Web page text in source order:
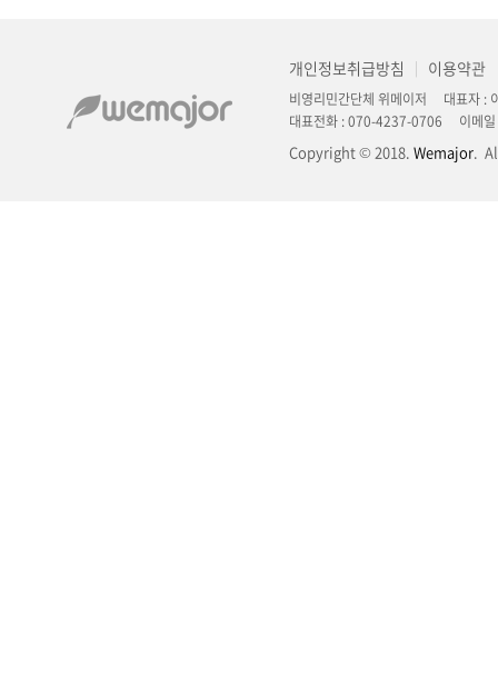
개인정보취급방침 | 이용약관
비영리민간단체 위메이저 대표자
대표전화 : 070-4237-0706 이메
Copyright © 2018. Wemajor.